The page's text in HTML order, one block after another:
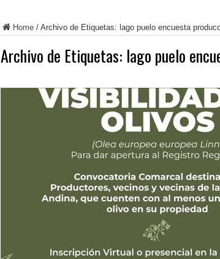
Home/ Archivo de Etiquetas: lago puelo encuesta
Archivo de Etiquetas: lago puelo